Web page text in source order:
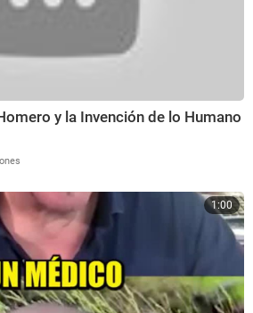
y la Invención de lo Humano
1:00